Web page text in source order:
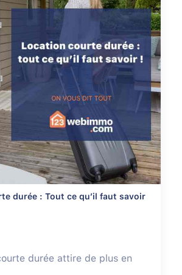
durée : Tout ce qu’il faut savoir
durée attire de plus en